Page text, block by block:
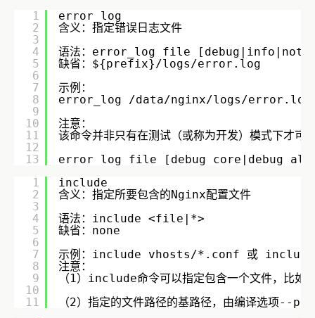
1
2
3
4
5
6
7
8
9
10
11
12
13
error_log
含义：指定错误日志文件
语法：error_log file
缺省：${prefix}/logs/error.log
示例：
error_log /data/nginx/logs/error.log
注意：
该命令并非只有在测试（或称为开发）模式下
error_log file
1
2
3
4
5
6
7
8
9
10
11
include
含义：指定所要包含的Nginx配置文件
语法：include <file|*>
缺省：none
示例：include vhosts/*.conf 或
注意：
（1）include命令可以指定包含一个文件，比
（2）指定的文件路径的基路径，由编译选项